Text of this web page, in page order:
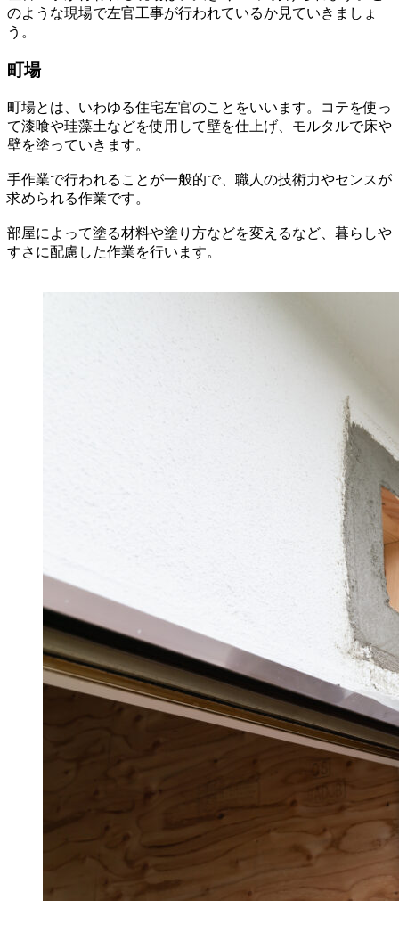
のような現場で左官工事が行われているか見ていきましょ
う。
町場
町場とは、いわゆる住宅左官のことをいいます。コテを使っ
て漆喰や珪藻土などを使用して壁を仕上げ、モルタルで床や
壁を塗っていきます。
手作業で行われることが一般的で、職人の技術力やセンスが
求められる作業です。
部屋によって塗る材料や塗り方などを変えるなど、暮らしや
すさに配慮した作業を行います。